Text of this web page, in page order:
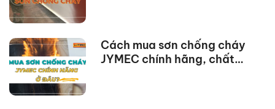
Cách mua sơn chống cháy
JYMEC chính hãng, chất